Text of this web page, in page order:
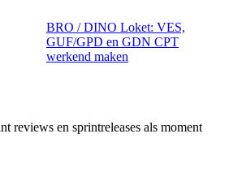
BRO / DINO Loket: VES,
GUF/GPD en GDN CPT
werkend maken
reviews en sprintreleases als moment